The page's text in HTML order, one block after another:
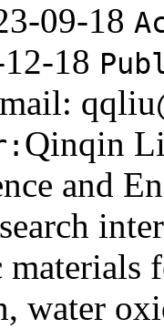
09-18
18
Qinqin
and
water